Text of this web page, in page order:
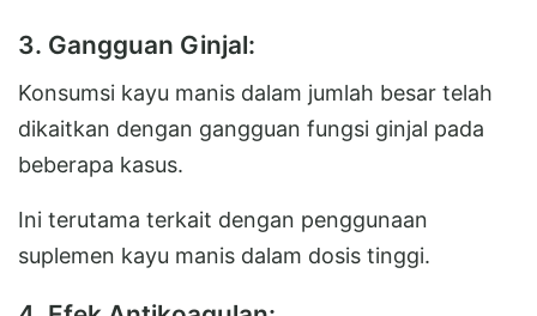
3. Gangguan Ginjal:
Konsumsi kayu manis dalam jumlah besar telah
dikaitkan dengan gangguan fungsi ginjal pada
beberapa kasus.
Ini terutama terkait dengan penggunaan
suplemen kayu manis dalam dosis tinggi.